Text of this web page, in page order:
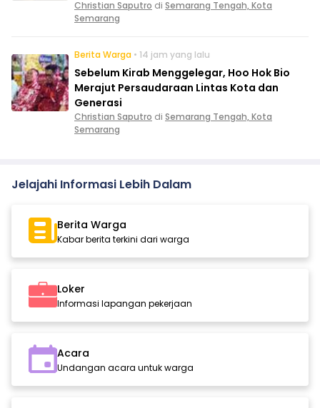
Christian Saputro di Semarang Tengah, Kota
Semarang
Berita Warga • 14 jam yang lalu
Sebelum Kirab Menggelegar, Hoo Hok Bio
Merajut Persaudaraan Lintas Kota dan
Generasi
Christian Saputro di Semarang Tengah, Kota
Semarang
Jelajahi Informasi Lebih Dalam
Berita Warga
Kabar berita terkini dari warga
Loker
Informasi lapangan pekerjaan
Acara
Undangan acara untuk warga